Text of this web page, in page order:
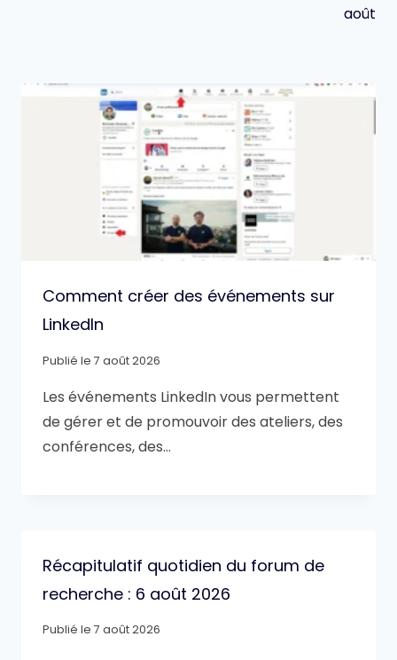
août
Comment créer des événements sur
LinkedIn
Publié le 7 août 2026
Les événements LinkedIn vous permettent
de gérer et de promouvoir des ateliers, des
conférences, des…
Récapitulatif quotidien du forum de
recherche : 6 août 2026
Publié le 7 août 2026